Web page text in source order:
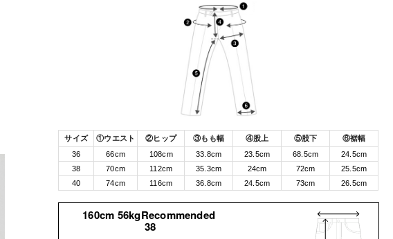
サイズ ①ウエスト ②ヒップ ③もも幅 ④股上 ⑤股下
⑥裾幅
36
66cm 108cm 33.8cm 23.5cm 68.5cm
24.5cm
38
70cm 112cm 35.3cm 24cm 72cm
25.5cm
40
74cm 116cm 36.8cm 24.5cm 73cm 26.5cm
160cm 56kgRecommended
38